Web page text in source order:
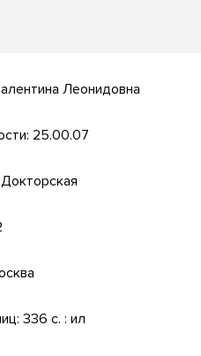
Леонидовна
25.00.07
Докторская
336 с. : ил